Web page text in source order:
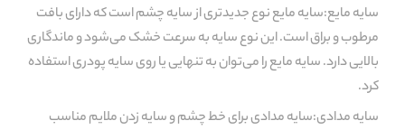
سایه مایع:سایه مایع نوع جدیدتری از سایه چشم است که دارای بافت
مرطوب و براق است. این نوع سایه به سرعت خشک می‌شود و ماندگاری
بالایی دارد. سایه مایع را می‌توان به تنهایی یا روی سایه پودری استفاده
کرد.
سایه مدادی:سایه مدادی برای خط چشم و سایه زدن ملایم مناسب